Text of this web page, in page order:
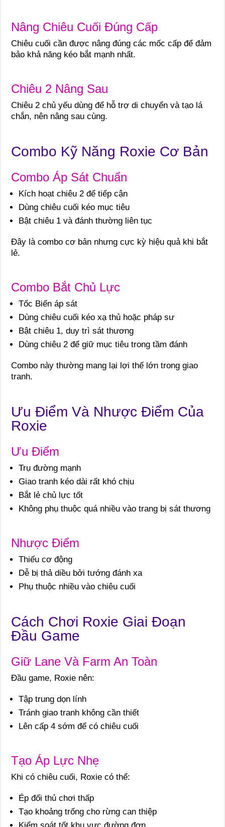
Nâng Chiêu Cuối Đúng Cấp
Chiêu cuối cần được nâng đúng các mốc cấp để đảm
bảo khả năng kéo bắt mạnh nhất.
Chiêu 2 Nâng Sau
Chiêu 2 chủ yếu dùng để hỗ trợ di chuyển và tạo lá
chắn, nên nâng sau cùng.
Combo Kỹ Năng Roxie Cơ Bản
Combo Áp Sát Chuẩn
Kích hoạt chiêu 2 để tiếp cận
Dùng chiêu cuối kéo mục tiêu
Bật chiêu 1 và đánh thường liên tục
Đây là combo cơ bản nhưng cực kỳ hiệu quả khi bắt
lẻ.
Combo Bắt Chủ Lực
Tốc Biến áp sát
Dùng chiêu cuối kéo xạ thủ hoặc pháp sư
Bật chiêu 1, duy trì sát thương
Dùng chiêu 2 để giữ mục tiêu trong tầm đánh
Combo này thường mang lại lợi thế lớn trong giao
tranh.
Ưu Điểm Và Nhược Điểm Của
Roxie
Ưu Điểm
Trụ đường mạnh
Giao tranh kéo dài rất khó chịu
Bắt lẻ chủ lực tốt
Không phụ thuộc quá nhiều vào trang bị sát thương
Nhược Điểm
Thiếu cơ động
Dễ bị thả diều bởi tướng đánh xa
Phụ thuộc nhiều vào chiêu cuối
Cách Chơi Roxie Giai Đoạn
Đầu Game
Giữ Lane Và Farm An Toàn
Đầu game, Roxie nên:
Tập trung dọn lính
Tránh giao tranh không cần thiết
Lên cấp 4 sớm để có chiêu cuối
Tạo Áp Lực Nhẹ
Khi có chiêu cuối, Roxie có thể:
Ép đối thủ chơi thấp
Tạo khoảng trống cho rừng can thiệp